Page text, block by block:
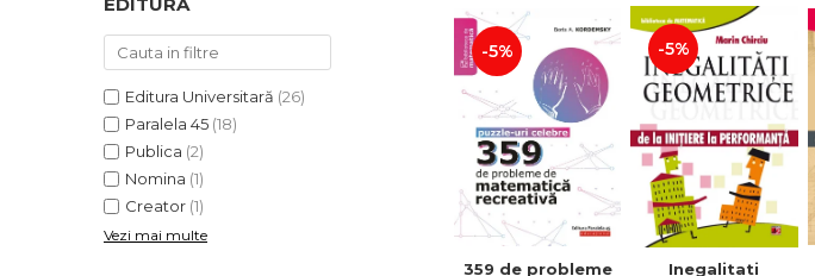
Editura Universitară (26)
Paralela 45 (18)
Publica (2)
Nomina (1)
Creator (1)
Vezi mai multe
Badescu
-5%
359 de probleme
-5%
Inegalitati